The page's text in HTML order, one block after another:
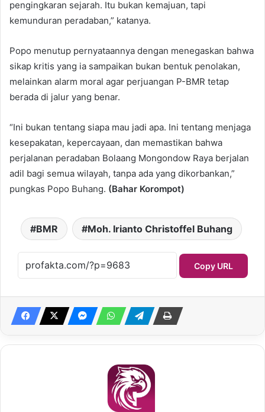
pengingkaran sejarah. Itu bukan kemajuan, tapi
kemunduran peradaban,” katanya.
Popo menutup pernyataannya dengan menegaskan bahwa
sikap kritis yang ia sampaikan bukan bentuk penolakan,
melainkan alarm moral agar perjuangan P-BMR tetap
berada di jalur yang benar.
“Ini bukan tentang siapa mau jadi apa. Ini tentang menjaga
kesepakatan, kepercayaan, dan memastikan bahwa
perjalanan peradaban Bolaang Mongondow Raya berjalan
adil bagi semua wilayah, tanpa ada yang dikorbankan,”
pungkas Popo Buhang. (Bahar Korompot)
BMR Moh. Irianto Christoffel Buhang
Copy URL